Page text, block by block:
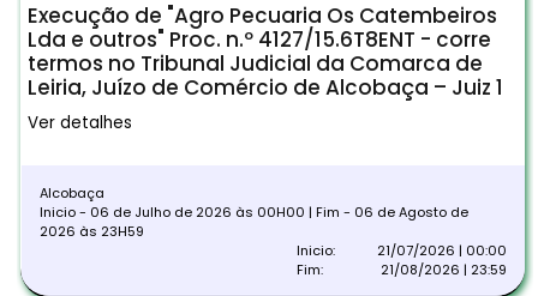
Execução de "Agro Pecuaria Os Catembeiros
Lda e outros" Proc. n.º 4127/15.6T8ENT - corre
termos no Tribunal Judicial da Comarca de
Leiria, Juízo de Comércio de Alcobaça – Juiz 1
Ver detalhes
Alcobaça
Inicio - 06 de Julho de 2026 às 00H00 | Fim - 06 de Agosto de
2026 às 23H59
Inicio:
21/07/2026 | 00:00
Fim:
21/08/2026 | 23:59